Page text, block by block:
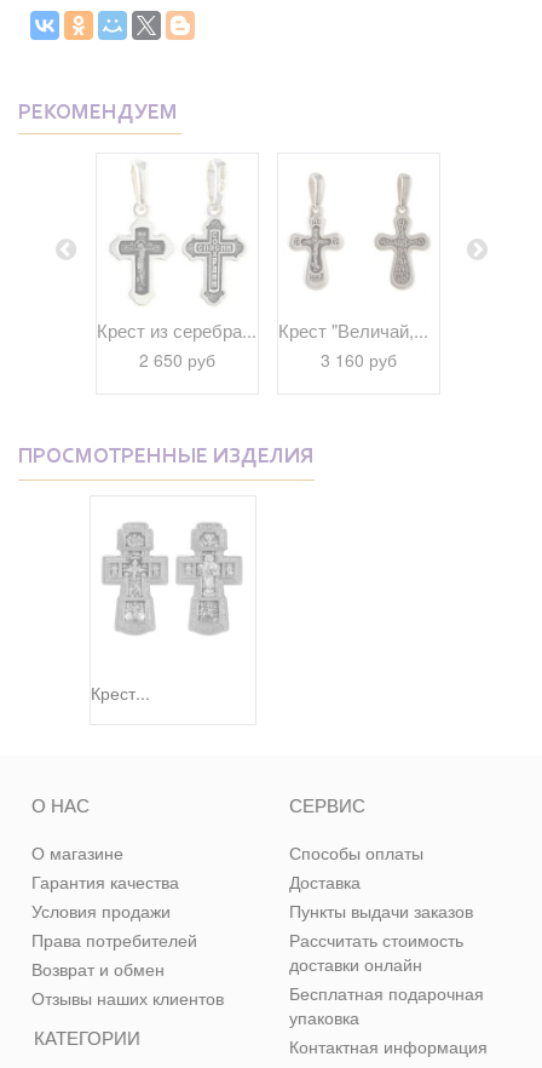
РЕКОМЕНДУЕМ
Крест из серебра...
2 650 руб
Крест "Величай,...
3 160 руб
ПРОСМОТРЕННЫЕ ИЗДЕЛИЯ
Крест...
КАТЕГОРИИ
О НАС
О магазине
Гарантия качества
Условия продажи
Права потребителей
Возврат и обмен
Отзывы наших клиентов
СЕРВИС
Способы оплаты
Доставка
Пункты выдачи заказов
Рассчитать стоимость
доставки онлайн
Бесплатная подарочная
упаковка
Контактная информация